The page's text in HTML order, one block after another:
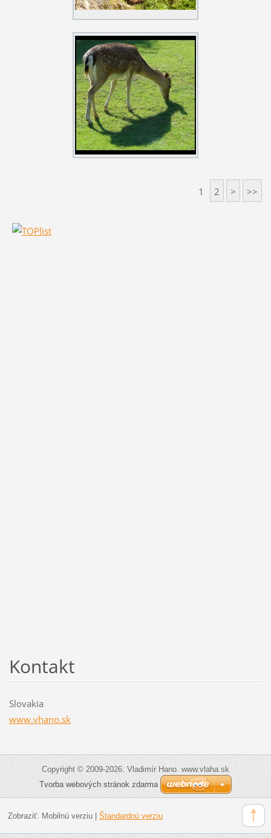
1 2 > >>
Kontakt
Slovakia
www.vhano.sk
Copyright © 2009-2026. Vladimír Hano. www.vlaha.sk
Tvorba webových stránok zdarma
Zobraziť: Mobilnú verziu| Štandardnú verziu